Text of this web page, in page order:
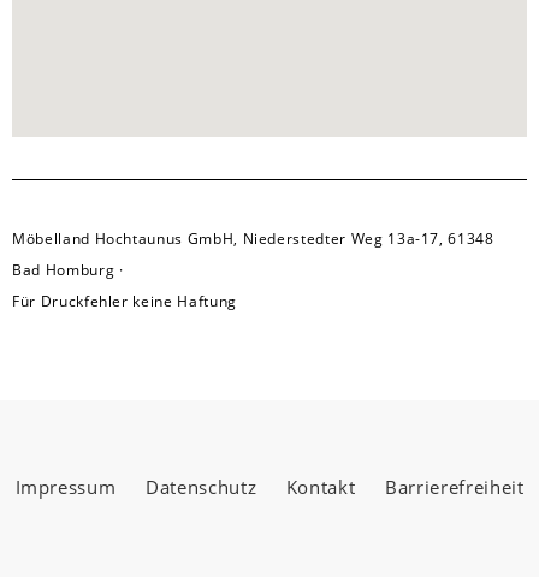
Möbelland Hochtaunus GmbH, Niederstedter Weg 13a-17, 61348
Bad Homburg ·
Für Druckfehler keine Haftung
Impressum Datenschutz Kontakt Barrierefreiheit